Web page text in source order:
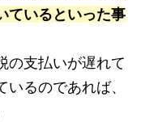
ているといった事
の支払いが遅れて
るのであれば、